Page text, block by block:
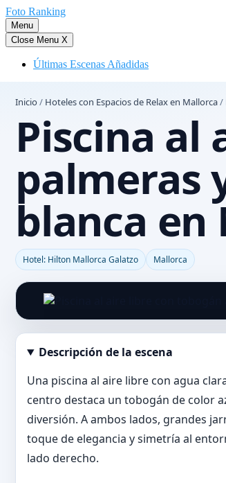
Saltar
al
contenido
Foto Ranking
Menu
Close Menu X
Últimas Escenas Añadidas
Inicio/ Hoteles con Espacios de Relax en Mallorca/
Piscina al
palmeras
blanca en
Hotel: Hilton Mallorca Galatzo Mallorca
Abrir imagen en tamaño completo
Descripción de la escena
Una piscina al aire libre con agua
centro destaca un tobogán de color
diversión. A ambos lados, grandes
toque de elegancia y simetría al
lado derecho.